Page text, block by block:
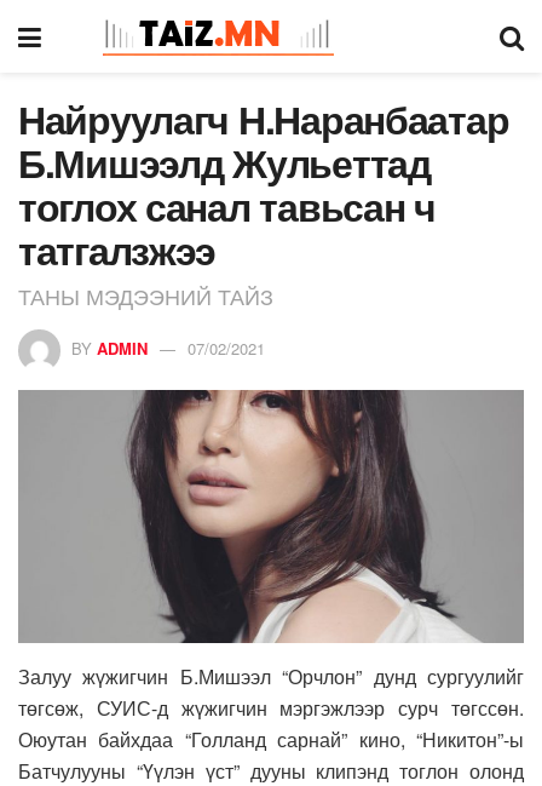
Найруулагч Н.Наранбаатар
Б.Мишээлд Жульеттад
тоглох санал тавьсан ч
татгалзжээ
ТАНЫ МЭДЭЭНИЙ ТАЙЗ
BY ADMIN 07/02/2021
Залуу жүжигчин Б.Мишээл “Орчлон” дунд сургуулийг
төгсөж, СУИС-д жүжигчин мэргэжлээр сурч төгссөн.
Оюутан байхдаа “Голланд сарнай” кино, “Никитон”-ы
Батчулууны “Үүлэн үст” дууны клипэнд тоглон олонд